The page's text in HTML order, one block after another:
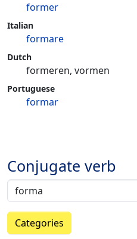
former
Italian
formare
Dutch
formeren, vormen
Portuguese
formar
Conjugate verb
Categories